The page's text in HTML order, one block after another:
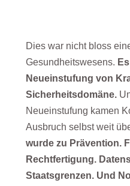
Dies war nicht bloss
Gesundheitswesens.
Neueinstufung von
Sicherheitsdomäne.
Neueinstufung kamen
Ausbruch selbst weit
wurde zu Prävention.
Rechtfertigung.
Staatsgrenzen. Und